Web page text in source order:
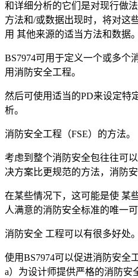
和详细分析的它们是对现行做
方法和/或数据出现时，将对这
用 其他来源的适当方法和数据。
BS7974可用于定义一个或多个
用消防安全工程。
然后可使用适当的PD来设定特
析。
消防安全工程（FSE）的方法。
考虑到整个消防安全包往往可
决方案比更规范的方法，消防安
在某些情况下，这可能是使 某
人满意的消防安全标准的唯一可
消防安全 工程可以有很多好处。
使用BS7974可以促进消防安全
a）为设计师提供严格的消防安